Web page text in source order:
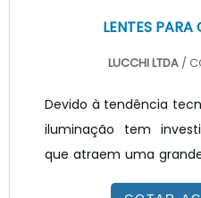
LENTES PARA
LUCCHI LTDA /
Devido à tendência
iluminação tem
que atraem uma
por conta das